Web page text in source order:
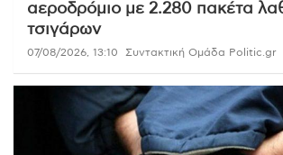
αεροδρόμιο με 2.280 πακέτα
τσιγάρων
07/08/2026, 13:10 Συντακτική Ομάδα Politic.gr